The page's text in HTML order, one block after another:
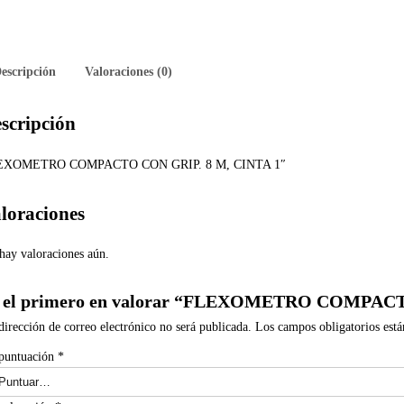
Valoraciones (0)
COMPACTO CON GRIP. 8 M, CINTA 1″
valoraciones aún.
el primero en valorar “FLEXOMETRO
de correo electrónico no será publicada. Los campos obligatorios
*